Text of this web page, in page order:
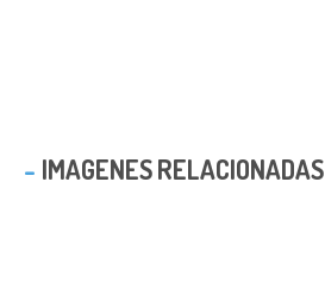
IMAGENES RELACIONADAS